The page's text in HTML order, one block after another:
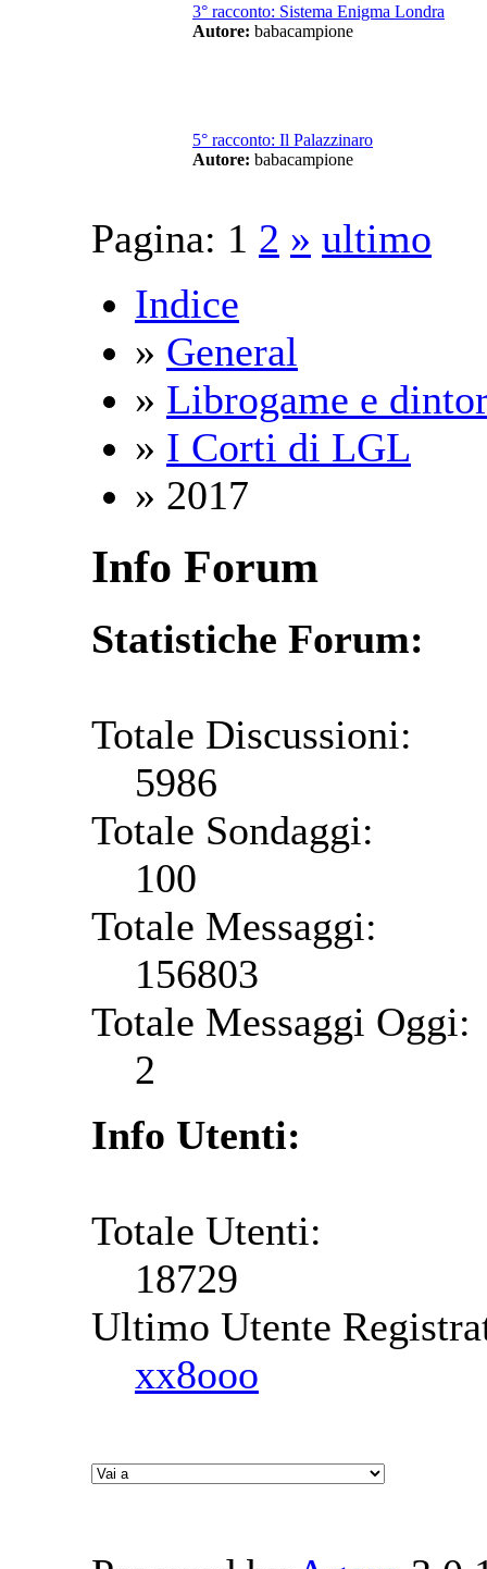
3° racconto: Sistema Enigma Londra
Autore: babacampione
5° racconto: Il Palazzinaro
Autore: babacampione
Pagina: 1 2 » ultimo
Indice
» General
» Librogame e
» I Corti di LGL
» 2017
Info Forum
Statistiche Forum:
Totale Discussioni:
5986
Totale Sondaggi:
100
Totale Messaggi:
156803
Totale Messaggi Oggi:
2
Info Utenti:
Totale Utenti:
18729
Ultimo Utente
xx8ooo